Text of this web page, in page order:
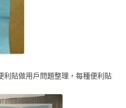
利貼做用戶問題整理，每種便利貼